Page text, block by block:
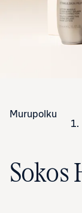
Murupolku
Sokos